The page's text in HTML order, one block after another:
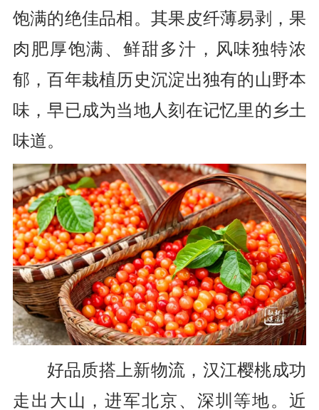
饱满的绝佳品相。其果皮纤薄易剥，果
肉肥厚饱满、鲜甜多汁，风味独特浓
郁，百年栽植历史沉淀出独有的山野本
味，早已成为当地人刻在记忆里的乡土
味道。
好品质搭上新物流，汉江樱桃成功
走出大山，进军北京、深圳等地。近